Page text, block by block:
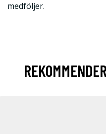
medföljer.